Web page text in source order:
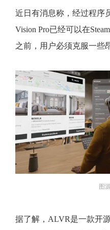
近日有消息称，经过程序
Vision Pro已经可以在
之前，用户必须克服一些
图
据了解，ALVR是一款开